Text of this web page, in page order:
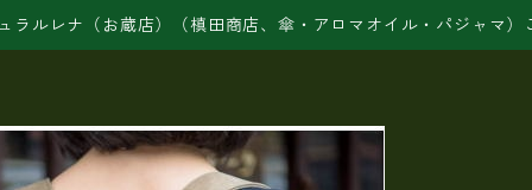
ラルレナ（お蔵店）（槙田商店、傘・アロマオイル・パジャマ）